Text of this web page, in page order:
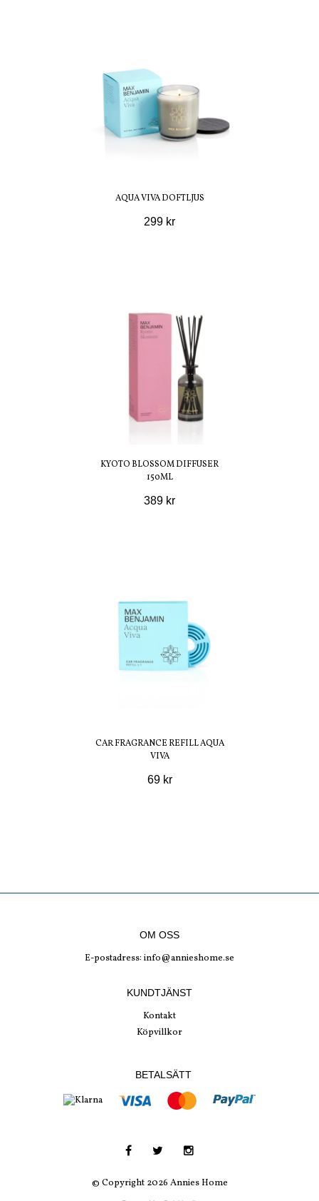
AQUA VIVA DOFTLJUS
299 kr
KYOTO BLOSSOM DIFFUSER
150ML
389 kr
CAR FRAGRANCE REFILL AQUA
VIVA
69 kr
OM OSS
E-postadress: info@annieshome.se
KUNDTJÄNST
Kontakt
Köpvillkor
BETALSÄTT
© Copyright 2026 Annies Home